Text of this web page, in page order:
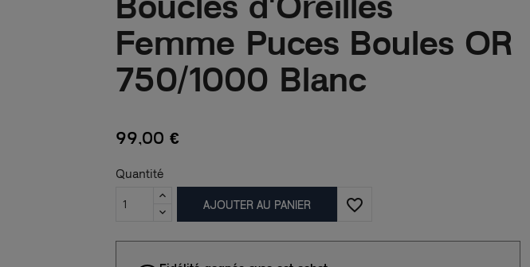
Femme Puces Boules OR
750/1000 Blanc
99,00 €
Quantité
AJOUTER AU PANIER favorite_border